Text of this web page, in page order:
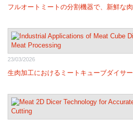
フルオートミートの分割機器で、新鮮な
23/03/2026
生肉加工におけるミートキューブダイサ